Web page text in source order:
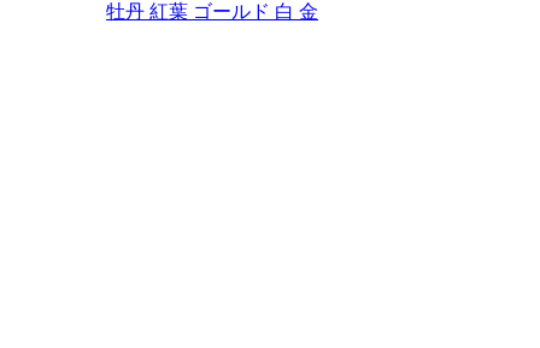
牡丹 紅葉 ゴールド 白 金